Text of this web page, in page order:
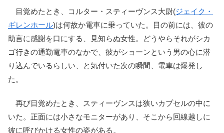
目覚めたとき、コルター・スティーヴンス大尉(ジェイク・
ギレンホール)は何故か電車に乗っていた。目の前には、彼の
助言に感謝を口にする、見知らぬ女性。どうやらそれがシカ
ゴ行きの通勤電車のなかで、彼がショーンという男の心に潜
り込んでいるらしい、と気付いた次の瞬間、電車は爆発し
た。
再び目覚めたとき、スティーヴンスは狭いカプセルの中に
いた。正面には小さなモニターがあり、そこから回線越しに
彼に呼びかける女性の姿がある。